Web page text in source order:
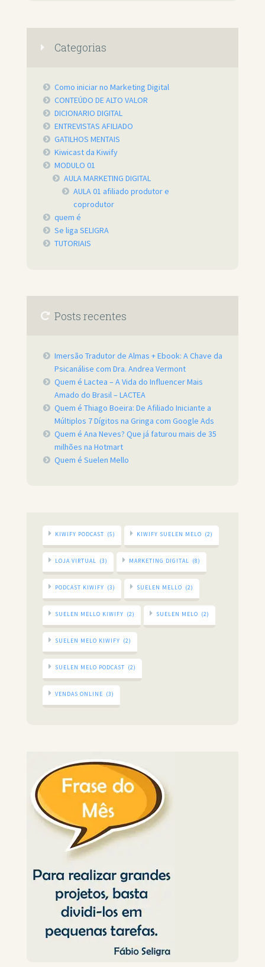
Categorias
Como iniciar no Marketing Digital
CONTEÚDO DE ALTO VALOR
DICIONARIO DIGITAL
ENTREVISTAS AFILIADO
GATILHOS MENTAIS
Kiwicast da Kiwify
MODULO 01
AULA MARKETING DIGITAL
AULA 01 afiliado produtor e
coprodutor
quem é
Se liga SELIGRA
TUTORIAIS
Posts recentes
Imersão Tradutor de Almas + Ebook: A Chave da
Psicanálise com Dra. Andrea Vermont
Quem é Lactea – A Vida do Influencer Mais
Amado do Brasil – LACTEA
Quem é Thiago Boeira: De Afiliado Iniciante a
Múltiplos 7 Dígitos na Gringa com Google Ads
Quem é Ana Neves? Que já faturou mais de 35
milhões na Hotmart
Quem é Suelen Mello
KIWIFY PODCAST (5) KIWIFY SUELEN MELO (2)
LOJA VIRTUAL (3) MARKETING DIGITAL (8)
PODCAST KIWIFY (3) SUELEN MELLO (2)
SUELEN MELLO KIWIFY (2) SUELEN MELO (2)
SUELEN MELO KIWIFY (2)
SUELEN MELO PODCAST (2)
VENDAS ONLINE (3)